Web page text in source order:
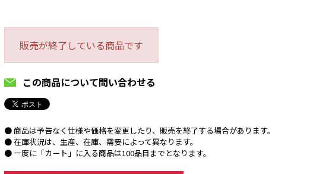
販売が終了している商品です
この商品について問い合わせる
● 商品は予告なく仕様や価格を変更したり、販売を終了する場合があります。
● 在庫状況は、生産、在庫、需要によって異なります。
● 一度に「カート」に入る商品は100品目までとなります。